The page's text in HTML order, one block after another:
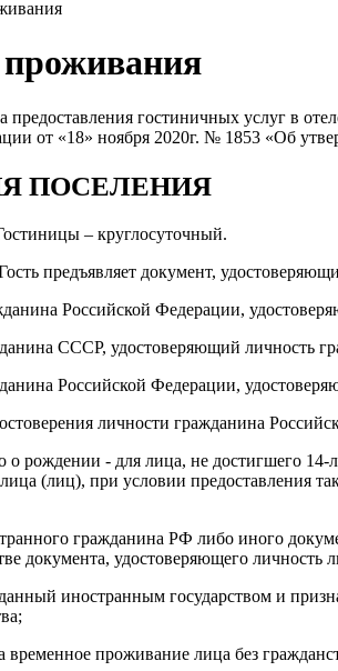
предоставления гостиничных услуг в
от «18» ноября 2020г. № 1853 «Об
ПОСЕЛЕНИЯ
– круглосуточный.
предъявляет документ,
Российской Федерации,
СССР, удостоверяющий личность
Российской Федерации,
личности гражданина
о рождении - для лица, не достигшего
(лиц), при условии предоставления
гражданина РФ либо иного
документа, удостоверяющего личность
иностранным государством и
временное проживание лица без